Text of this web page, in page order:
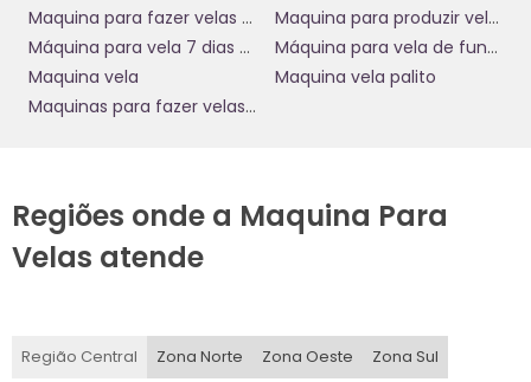
matérias-primas e oferecendo preços competitivos aos
consumidores.
Tecnologia e Usuabilidade
As novas gerações de máquinas fazer vela
equipadas com tecnologias que facilitam ainda mais o
processo de produção. Sistemas de controle digital
permitem ajustar rapidamente os parâmetros de produção,
qualidade do produto final.
Maquina para fazer velas de 7 dias
Maquina para produzir velas
Máquina para vela 7 dias votiva
Máquina para vela de funerária
Maquina vela
Maquina vela palito
Maquinas para fazer velas de parafina
Regiões onde a Maquina Para
Velas atende
Região Central Zona Norte Zona Oeste Zona Sul